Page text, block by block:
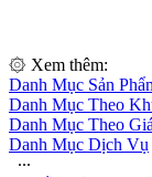
۞ Xem thêm:
Danh Mục Sản
Danh Mục Theo
Danh Mục Theo Giá
Danh Mục Dịch Vụ
∙∙∙